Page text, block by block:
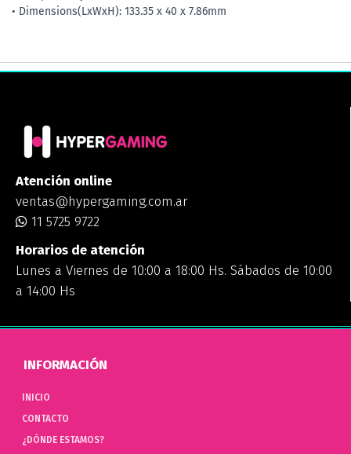
• Dimensions(LxWxH): 133.35 x 40 x 7.86mm
Atención online
ventas@hypergaming.com.ar
11 5725 9722
Horarios de atención
Lunes a Viernes de 10:00 a 18:00 Hs. Sábados de 10:00
a 14:00 Hs
INFORMACIÓN
INICIO
CONTACTO
¿DÓNDE ESTAMOS?